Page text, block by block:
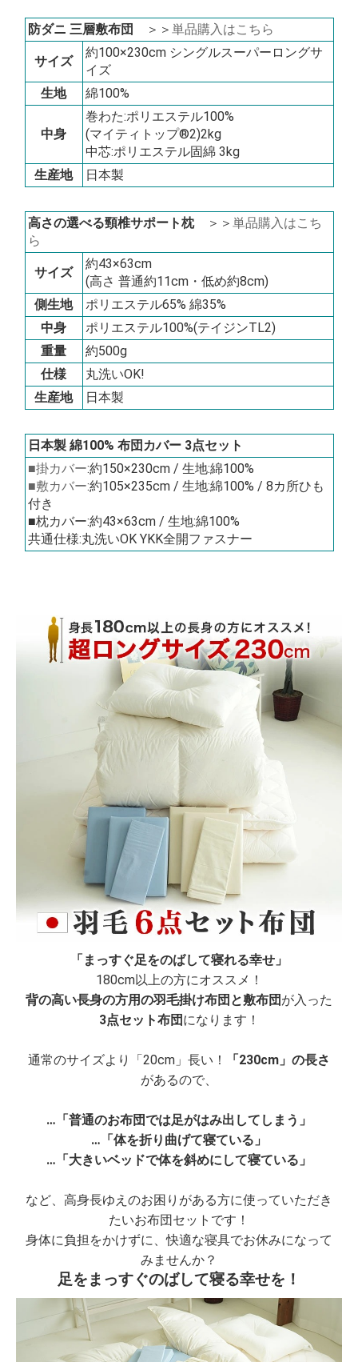
防ダニ 三層敷布団 ＞＞単品購入はこちら
サイズ
約100×230cm シングルスーパーロングサ
イズ
生地
綿100%
中身
巻わた:ポリエステル100%
(マイティトップ®2)2kg
中芯:ポリエステル固綿 3kg
生産地
日本製
高さの選べる頸椎サポート枕＞＞単品購入はこち
ら
サイズ
約43×63cm
(高さ 普通約11cm・低め約8cm)
側生地
ポリエステル65% 綿35%
中身
ポリエステル100%(テイジンTL2)
重量
約500g
仕様
丸洗いOK!
生産地
日本製
日本製 綿100% 布団カバー 3点セット
■掛カバー:約150×230cm / 生地:綿100%
■敷カバー:約105×235cm / 生地:綿100% / 8カ所ひも
付き
■枕カバー:約43×63cm / 生地:綿100%
共通仕様:丸洗いOK YKK全開ファスナー
「まっすぐ足をのばして寝れる幸せ」
180cm以上の方にオススメ！
背の高い長身の方用の羽毛掛け布団と敷布団 が入った
3点セット布団 になります！
通常のサイズより「20cm」長い！
「230cm」の長さ
があるので、
…「普通のお布団では足がはみ出してしまう」
…「体を折り曲げて寝ている」
…「大きいベッドで体を斜めにして寝ている」
など、高身長ゆえのお困りがある方に使っていただき
たいお布団セットです！
身体に負担をかけずに、快適な寝具でお休みになって
みませんか？
足をまっすぐのばして寝る幸せを！